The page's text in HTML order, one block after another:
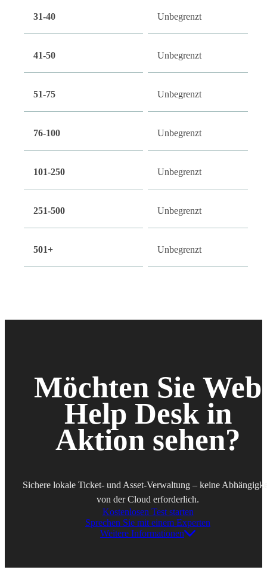
31-40 Unbegrenzt
41-50 Unbegrenzt
51-75 Unbegrenzt
76-100 Unbegrenzt
101-250 Unbegrenzt
251-500 Unbegrenzt
501+ Unbegrenzt
Möchten Sie Web
Help Desk in
Aktion sehen?
Sichere lokale Ticket- und Asset-Verwaltung – keine
von der Cloud erforderlich.
Kostenlosen Test starten
Sprechen Sie mit einem Experten
Weitere Informationen